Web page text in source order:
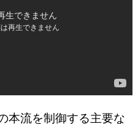
本流を制御する主要な